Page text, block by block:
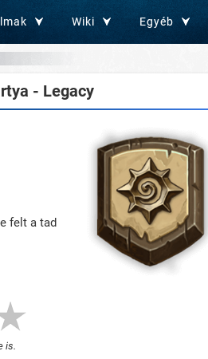
Wiki Egyéb
- Legacy
felt a tad
is.